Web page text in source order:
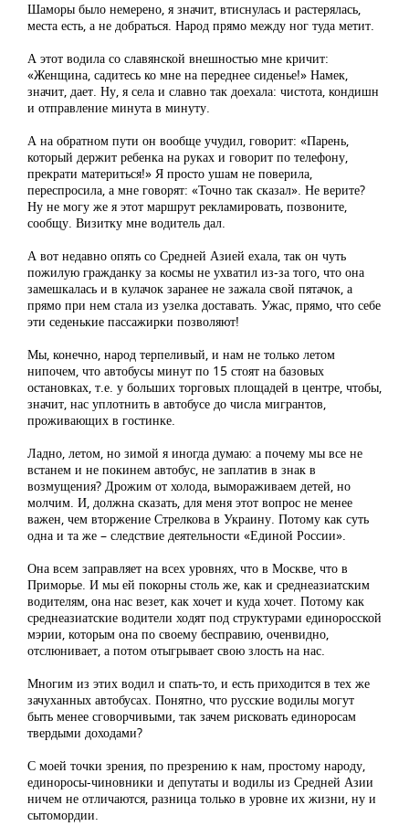
Шаморы было немерено, я значит, втиснулась и растерялась,
места есть, а не добраться. Народ прямо между ног туда метит.
А этот водила со славянской внешностью мне кричит:
«Женщина, садитесь ко мне на переднее сиденье!» Намек,
значит, дает. Ну, я села и славно так доехала: чистота, кондишн
и отправление минута в минуту.
А на обратном пути он вообще учудил, говорит: «Парень,
который держит ребенка на руках и говорит по телефону,
прекрати материться!» Я просто ушам не поверила,
переспросила, а мне говорят: «Точно так сказал». Не верите?
Ну не могу же я этот маршрут рекламировать, позвоните,
сообщу. Визитку мне водитель дал.
А вот недавно опять со Средней Азией ехала, так он чуть
пожилую гражданку за космы не ухватил из-за того, что она
замешкалась и в кулачок заранее не зажала свой пятачок, а
прямо при нем стала из узелка доставать. Ужас, прямо, что себе
эти седенькие пассажирки позволяют!
Мы, конечно, народ терпеливый, и нам не только летом
нипочем, что автобусы минут по 15 стоят на базовых
остановках, т.е. у больших торговых площадей в центре, чтобы,
значит, нас уплотнить в автобусе до числа мигрантов,
проживающих в гостинке.
Ладно, летом, но зимой я иногда думаю: а почему мы все не
встанем и не покинем автобус, не заплатив в знак в
возмущения? Дрожим от холода, вымораживаем детей, но
молчим. И, должна сказать, для меня этот вопрос не менее
важен, чем вторжение Стрелкова в Украину. Потому как суть
одна и та же – следствие деятельности «Единой России».
Она всем заправляет на всех уровнях, что в Москве, что в
Приморье. И мы ей покорны столь же, как и среднеазиатским
водителям, она нас везет, как хочет и куда хочет. Потому как
среднеазиатские водители ходят под структурами единоросской
мэрии, которым она по своему бесправию, оченвидно,
отслюнивает, а потом отыгрывает свою злость на нас.
Многим из этих водил и спать-то, и есть приходится в тех же
зачуханных автобусах. Понятно, что русские водилы могут
быть менее сговорчивыми, так зачем рисковать единоросам
твердыми доходами?
С моей точки зрения, по презрению к нам, простому народу,
единоросы-чиновники и депутаты и водилы из Средней Азии
ничем не отличаются, разница только в уровне их жизни, ну и
сытомордии.